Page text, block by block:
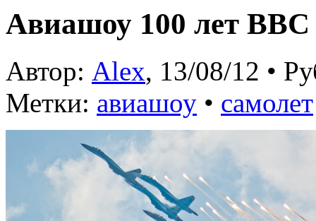
Авиашоу 100 лет ВВС
Автор: Alex, 13/08/12 •
Метки: авиашоу • самолет